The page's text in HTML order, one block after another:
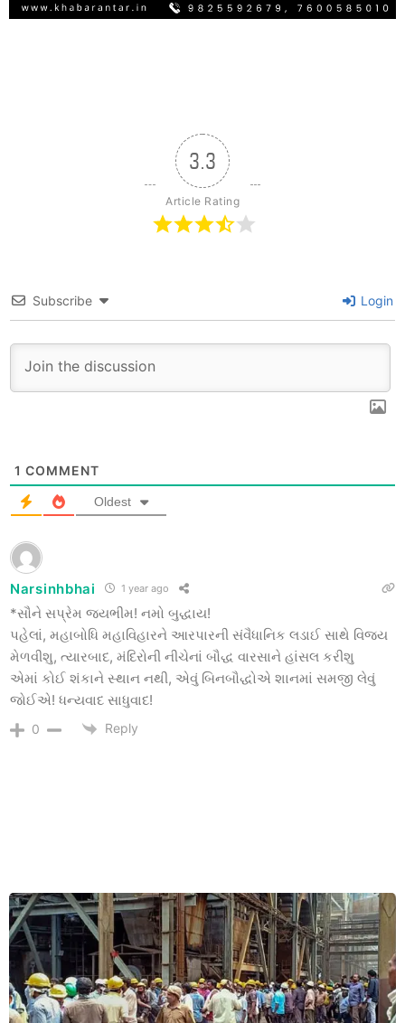
3.3
Article Rating
Subscribe Login
1 COMMENT
Oldest
Narsinhbhai 1 year ago
*સૌને સપ્રેમ જયભીમ! નમો બુદ્ધાય!
પહેલાં, મહાબોધિ મહાવિહારને આરપારની સંવૈધાનિક લડાઈ સાથે વિજય
મેળવીશુ, ત્યારબાદ, મંદિરોની નીચેનાં બૌદ્ધ વારસાને હાંસલ કરીશુ
એમાં કોઈ શંકાને સ્થાન નથી, એવું બિનબૌદ્ધોએ શાનમાં સમજી લેવું
જોઈએ! ધન્યવાદ સાધુવાદ!
0 Reply